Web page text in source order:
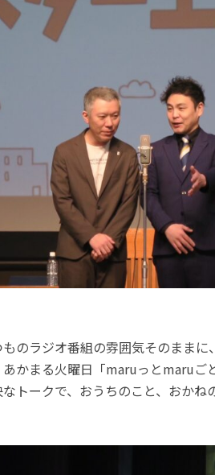
のラジオ番組の雰囲気そのままに、
あかまる火曜日「maruっとmaruご
トークで、おうちのこと、おかね